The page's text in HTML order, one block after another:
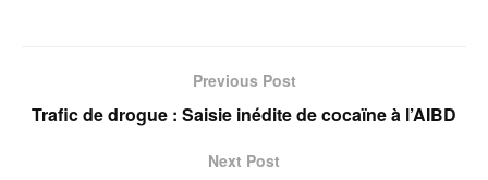
Previous Post
Trafic de drogue : Saisie inédite de cocaïne à l’AIBD
Next Post